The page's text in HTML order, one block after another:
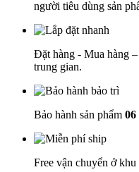
người tiêu dùng sản
Đặt hàng - Mua hàng –
trung gian.
Bảo hành sản phẩm 06
Free vận chuyển ở